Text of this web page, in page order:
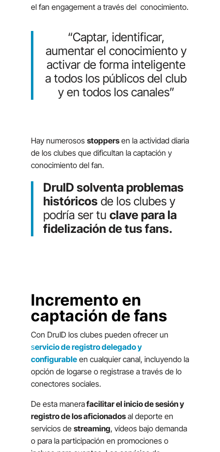
el fan engagement a través del conocimiento.
“Captar, identificar,
aumentar el conocimiento y
activar de forma inteligente
a todos los públicos del club
y en todos los canales”
Hay numerosos stoppersen la actividad diaria
de los clubes que dificultan la captación y
conocimiento del fan.
DruID solventa problemas
históricosde los clubes y
podría ser tu clave para la
fidelización de tus fans.
Incremento en
captación de fans
Con DruID los clubes pueden ofrecer un
servicio de registro delegado y
configurableen cualquier canal, incluyendo la
opción de logarse o registrase a través de lo
conectores sociales.
De esta manerafacilitar el inicio de sesión y
registro de los aficionadosal deporte en
servicios de streaming, vídeos bajo demanda
o para la participación en promociones o